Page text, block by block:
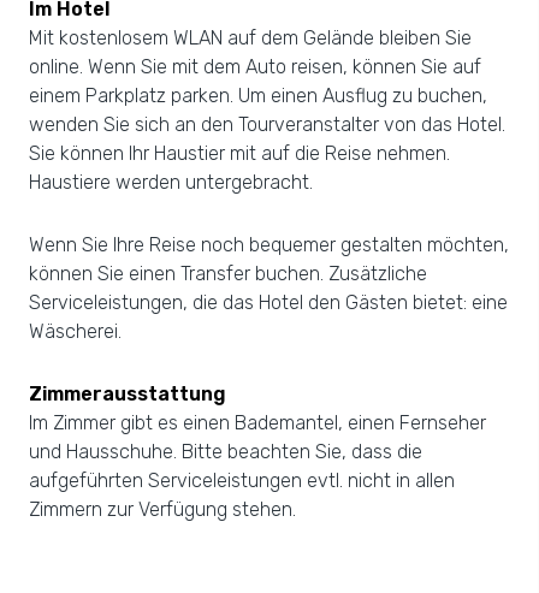
Im Hotel
Mit kostenlosem WLAN auf dem Gelände bleiben Sie
online. Wenn Sie mit dem Auto reisen, können Sie auf
einem Parkplatz parken. Um einen Ausflug zu buchen,
wenden Sie sich an den Tourveranstalter von das Hotel.
Sie können Ihr Haustier mit auf die Reise nehmen.
Haustiere werden untergebracht.
Wenn Sie Ihre Reise noch bequemer gestalten möchten,
können Sie einen Transfer buchen. Zusätzliche
Serviceleistungen, die das Hotel den Gästen bietet: eine
Wäscherei.
Zimmerausstattung
Im Zimmer gibt es einen Bademantel, einen Fernseher
und Hausschuhe. Bitte beachten Sie, dass die
aufgeführten Serviceleistungen evtl. nicht in allen
Zimmern zur Verfügung stehen.